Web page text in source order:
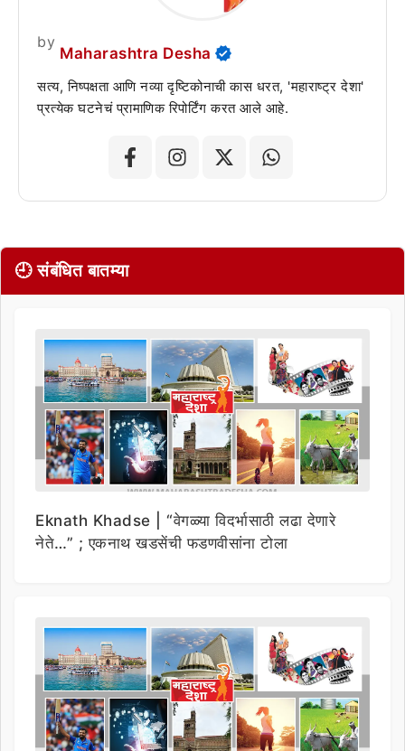
by
Maharashtra Desha
सत्य, निष्पक्षता आणि नव्या दृष्टिकोनाची कास धरत, 'महाराष्ट्र देशा'
प्रत्येक घटनेचं प्रामाणिक रिपोर्टिंग करत आले आहे.
🕘 संबंधित बातम्या
Eknath Khadse | “वेगळ्या विदर्भासाठी लढा देणारे
नेते…” ; एकनाथ खडसेंची फडणवीसांना टोला